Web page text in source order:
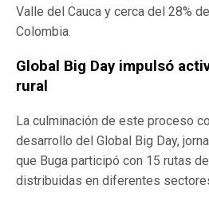
Valle del Cauca y cerca del 28%
Colombia.
Global Big Day impulsó
rural
La culminación de este proceso
desarrollo del Global Big Day,
que Buga participó con 15 rutas
distribuidas en diferentes